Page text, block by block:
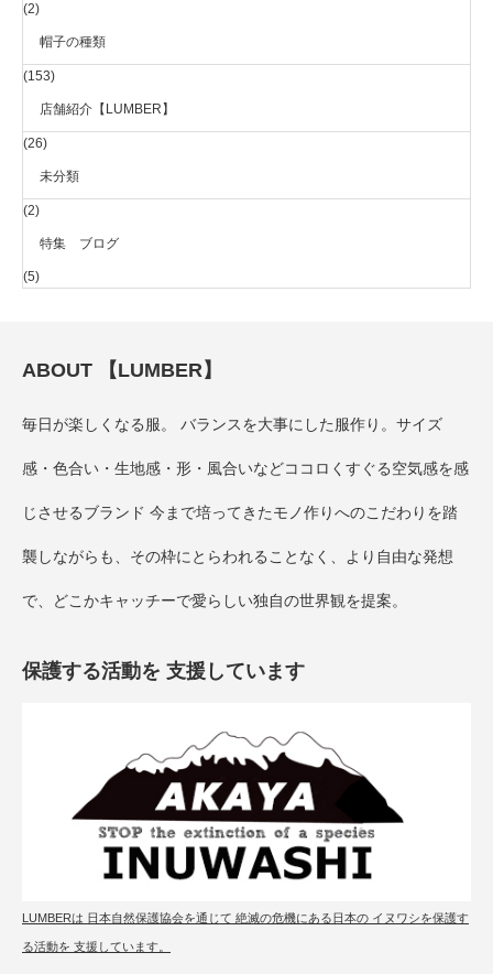
(2)
帽子の種類
(153)
店舗紹介【LUMBER】
(26)
未分類
(2)
特集 ブログ
(5)
ABOUT 【LUMBER】
毎日が楽しくなる服。 バランスを大事にした服作り。サイズ
感・色合い・生地感・形・風合いなどココロくすぐる空気感を感
じさせるブランド 今まで培ってきたモノ作りへのこだわりを踏
襲しながらも、その枠にとらわれることなく、より自由な発想
で、どこかキャッチーで愛らしい独自の世界観を提案。
保護する活動を 支援しています
LUMBERは 日本自然保護協会を通じて 絶滅の危機にある日本の イヌワシを保護す
る活動を 支援しています。